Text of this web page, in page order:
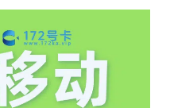
能正常返费的并且
有到?